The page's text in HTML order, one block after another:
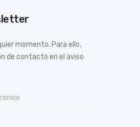
momento. Para ello,
de contacto en el aviso